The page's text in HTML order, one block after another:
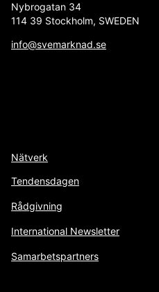
Nybrogatan 34
114 39 Stockholm, SWEDEN
info@svemarknad.se
Nätverk
Tendensdagen
Rådgivning
International Newsletter
Samarbetspartners